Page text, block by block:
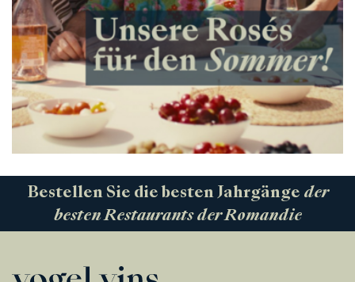
Bestellen Sie die besten Jahrgänge der
besten Restaurants der Romandie